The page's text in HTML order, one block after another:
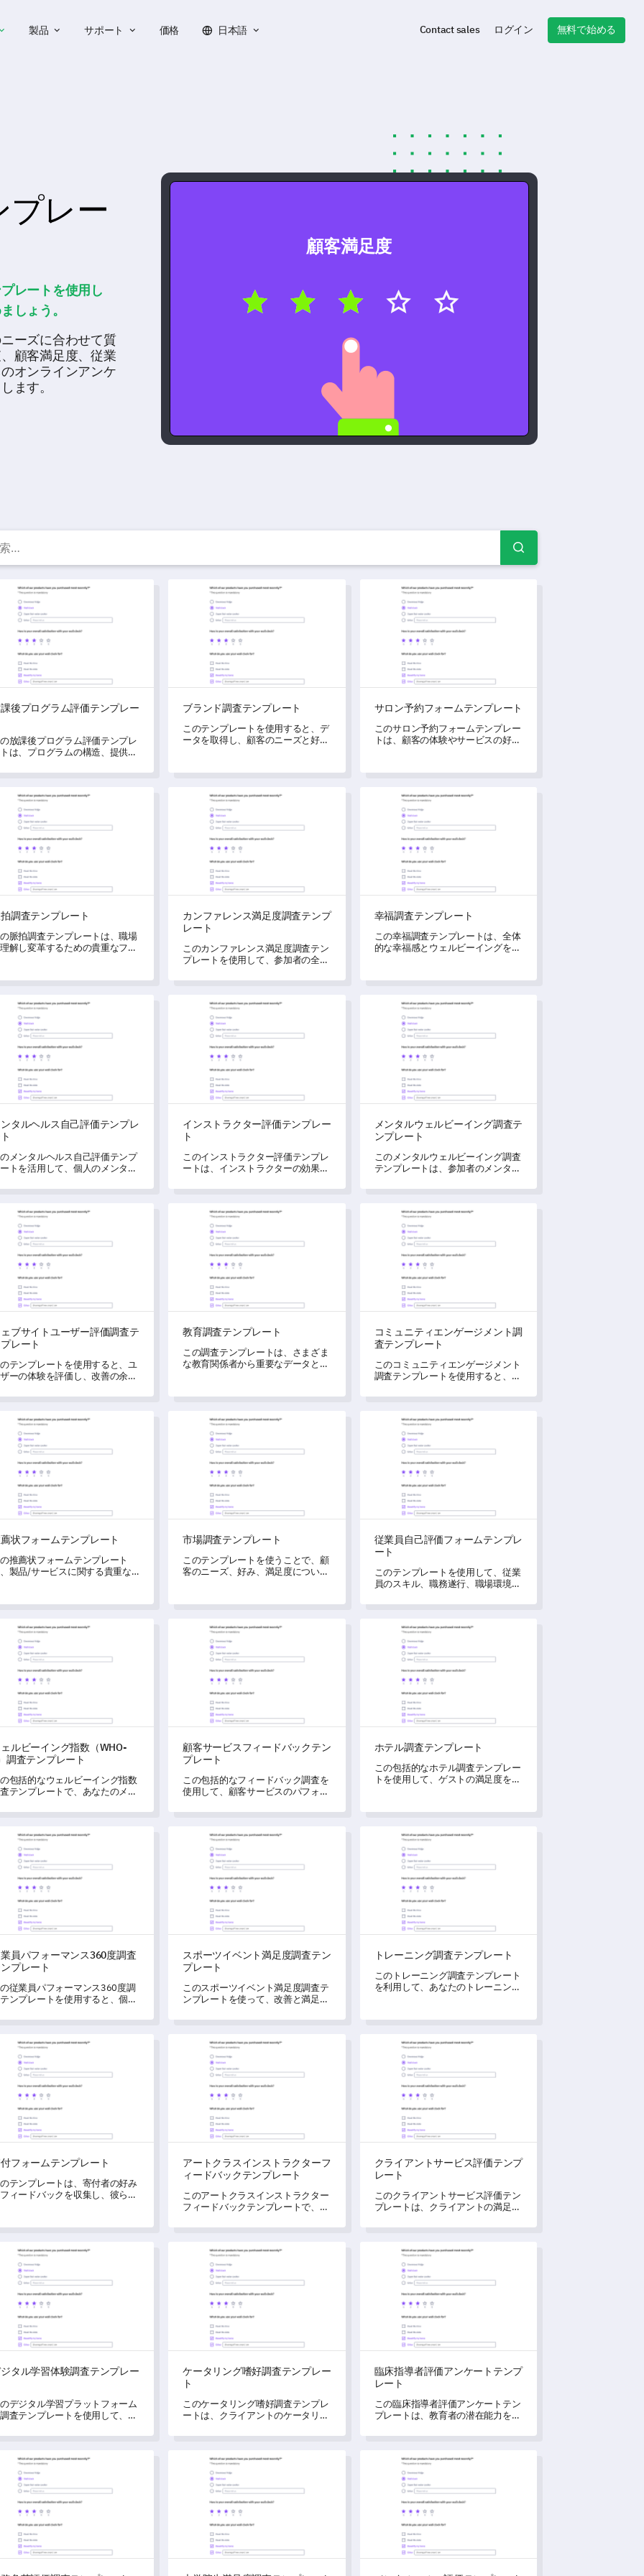
製品 サポート 価格 日本語 Contact sales ログイン 無料で始める
プレー
レートを使用し
しょう。
ーズに合わせて質
顧客満足度、従業
オンラインアンケ
ます。
顧客満足度
料アンケートテンプレート — アンケート例とフ
後プログラム評価テンプレート
後プログラム評価テンプレー
放課後プログラム評価テンプレ
は、プログラムの構造、提供方
に得ることができます。
ブランド調査テンプレート
ブランド調査テンプレート
このテンプレートを使用すると、デ
ータを取得し、顧客のニーズと好み
サロン予約フォームテンプレート
サロン予約フォームテンプレート
このサロン予約フォームテンプレー
トは、顧客の体験やサービスの好み
るための手段を効果的に開放しま
調査テンプレート
調査テンプレート
脈拍調査テンプレートは、職場
解し変革するための貴重なフィ
カンファレンス満足度調査テンプレート
カンファレンス満足度調査テンプ
レート
このカンファレンス満足度調査テン
プレートを使用して、参加者の全体
ます。
幸福調査テンプレート
幸福調査テンプレート
この幸福調査テンプレートは、全体
的な幸福感とウェルビーイングを測
タルヘルス自己評価テンプレート
ンタルヘルス自己評価テンプレ
メンタルヘルス自己評価テンプ
トを活用して、個人のメンタル
ょう。
インストラクター評価テンプレート
インストラクター評価テンプレー
ト
このインストラクター評価テンプレ
ートは、インストラクターの効果と
ために設計されています。
メンタルウェルビーイング調査テンプレート
メンタルウェルビーイング調査テ
ンプレート
このメンタルウェルビーイング調査
テンプレートは、参加者のメンタル
ズを特定するのに役立ちます。
ブサイトユーザー評価調査テンプレート
ブサイトユーザー評価調査テ
レート
テンプレートを使用すると、ユ
ーの体験を評価し、改善の余地
教育調査テンプレート
教育調査テンプレート
この調査テンプレートは、さまざま
な教育関係者から重要なデータと洞
コミュニティエンゲージメント調査テンプレート
コミュニティエンゲージメント調
査テンプレート
このコミュニティエンゲージメント
調査テンプレートを使用すると、コ
ージメントレベルについての洞察を
状フォームテンプレート
状フォームテンプレート
推薦状フォームテンプレート
製品/サービスに関する貴重な
市場調査テンプレート
市場調査テンプレート
このテンプレートを使うことで、顧
客のニーズ、好み、満足度について
従業員自己評価フォームテンプレート
従業員自己評価フォームテンプレ
ート
このテンプレートを使用して、従業
員のスキル、職務遂行、職場環境、
を得ることができます。
ルビーイング指数（WHO-5）調査テンプレート
ルビーイング指数（WHO-
調査テンプレート
包括的なウェルビーイング指数
テンプレートで、あなたのメン
てください。
顧客サービスフィードバックテンプレート
顧客サービスフィードバックテン
プレート
この包括的なフィードバック調査を
使用して、顧客サービスのパフォー
ょう。
ホテル調査テンプレート
ホテル調査テンプレート
この包括的なホテル調査テンプレー
トを使用して、ゲストの満足度を理
員パフォーマンス360度調査テンプレート
員パフォーマンス360度調査
プレート
従業員パフォーマンス360度調
ンプレートを使用すると、個人
組織文化に関する重要な洞察を
的な領域を特定できます。
スポーツイベント満足度調査テンプレート
スポーツイベント満足度調査テン
プレート
このスポーツイベント満足度調査テ
ンプレートを使って、改善と満足度
トレーニング調査テンプレート
トレーニング調査テンプレート
このトレーニング調査テンプレート
を利用して、あなたのトレーニング
フォームテンプレート
フォームテンプレート
テンプレートは、寄付者の好み
ィードバックを収集し、彼らの
アートクラスインストラクターフィードバックテンプレート
アートクラスインストラクターフ
ィードバックテンプレート
このアートクラスインストラクター
フィードバックテンプレートで、ア
う。
クライアントサービス評価テンプレート
クライアントサービス評価テンプ
レート
このクライアントサービス評価テン
プレートは、クライアントの満足度
で、サービスの質を根本的に向上さ
タル学習体験調査テンプレート
タル学習体験調査テンプレー
デジタル学習プラットフォーム
査テンプレートを使用して、学
にしましょう。
ケータリング嗜好調査テンプレート
ケータリング嗜好調査テンプレー
ト
このケータリング嗜好調査テンプレ
ートは、クライアントのケータリン
を得るのに役立ちます。
臨床指導者評価アンケートテンプレート
臨床指導者評価アンケートテンプ
レート
この臨床指導者評価アンケートテン
プレートは、教育者の潜在能力を測
を提供します。
負荷評価調査テンプレート 大学院生満足度調査テンプレート メンタルヘルス評価テンプレート